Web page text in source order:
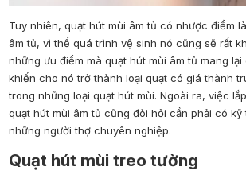
Tuy nhiên, quạt hút mùi âm tủ có nhược điểm
âm tủ, vì thể quá trình vệ sinh nó cũng sẽ rất
những ưu điểm mà quạt hút mùi âm tủ mang
khiến cho nó trở thành loại quạt có giá thành
trong những loại quạt hút mùi. Ngoài ra, việc
quạt hút mùi âm tủ cũng đòi hỏi cần phải có
những người thợ chuyên nghiệp.
Quạt hút mùi treo tường